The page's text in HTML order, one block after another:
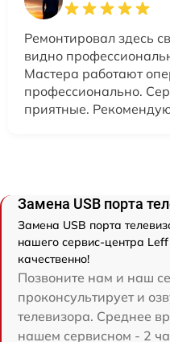
Ремонтировал здесь
видно
Мастера работают
профессионально.
приятные.
Замена USB порта
Замена USB порта
нашего сервис-центра
качественно!
Позвоните нам и наш
проконсультирует и
телевизора. Среднее
нашем сервисном - 2